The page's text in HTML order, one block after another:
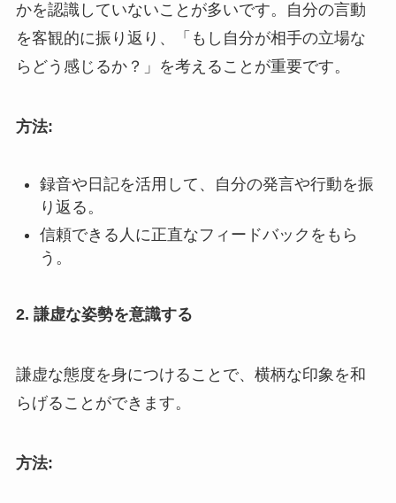
かを認識していないことが多いです。自分の言動
を客観的に振り返り、「もし自分が相手の立場な
らどう感じるか？」を考えることが重要です。
方法:
録音や日記を活用して、自分の発言や行動を振
り返る。
信頼できる人に正直なフィードバックをもら
う。
2. 謙虚な姿勢を意識する
謙虚な態度を身につけることで、横柄な印象を和
らげることができます。
方法: